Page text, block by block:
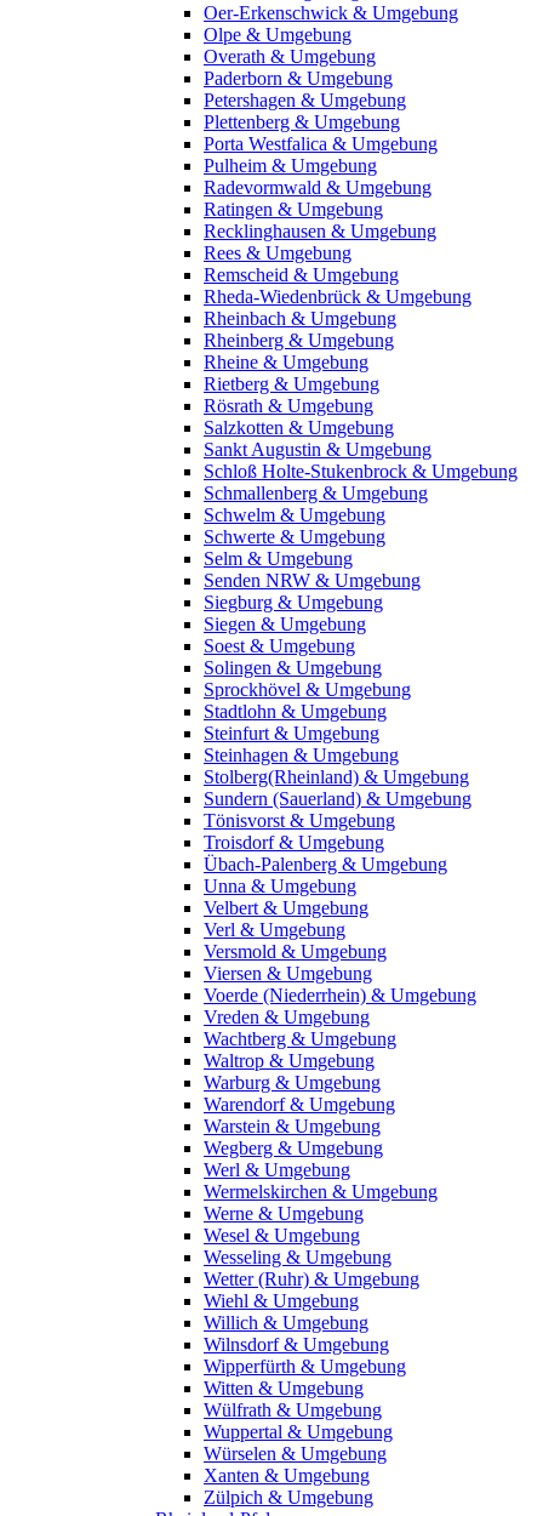
Oer-Erkenschwick & Umgebung
Olpe & Umgebung
Overath & Umgebung
Paderborn & Umgebung
Petershagen & Umgebung
Plettenberg & Umgebung
Porta Westfalica & Umgebung
Pulheim & Umgebung
Radevormwald & Umgebung
Ratingen & Umgebung
Recklinghausen & Umgebung
Rees & Umgebung
Remscheid & Umgebung
Rheda-Wiedenbrück & Umgebung
Rheinbach & Umgebung
Rheinberg & Umgebung
Rheine & Umgebung
Rietberg & Umgebung
Rösrath & Umgebung
Salzkotten & Umgebung
Sankt Augustin & Umgebung
Schloß Holte-Stukenbrock & Umgebung
Schmallenberg & Umgebung
Schwelm & Umgebung
Schwerte & Umgebung
Selm & Umgebung
Senden NRW & Umgebung
Siegburg & Umgebung
Siegen & Umgebung
Soest & Umgebung
Solingen & Umgebung
Sprockhövel & Umgebung
Stadtlohn & Umgebung
Steinfurt & Umgebung
Steinhagen & Umgebung
Stolberg(Rheinland) & Umgebung
Sundern (Sauerland) & Umgebung
Tönisvorst & Umgebung
Troisdorf & Umgebung
Übach-Palenberg & Umgebung
Unna & Umgebung
Velbert & Umgebung
Verl & Umgebung
Versmold & Umgebung
Viersen & Umgebung
Voerde (Niederrhein) & Umgebung
Vreden & Umgebung
Wachtberg & Umgebung
Waltrop & Umgebung
Warburg & Umgebung
Warendorf & Umgebung
Warstein & Umgebung
Wegberg & Umgebung
Werl & Umgebung
Wermelskirchen & Umgebung
Werne & Umgebung
Wesel & Umgebung
Wesseling & Umgebung
Wetter (Ruhr) & Umgebung
Wiehl & Umgebung
Willich & Umgebung
Wilnsdorf & Umgebung
Wipperfürth & Umgebung
Witten & Umgebung
Wülfrath & Umgebung
Wuppertal & Umgebung
Würselen & Umgebung
Xanten & Umgebung
Zülpich & Umgebung